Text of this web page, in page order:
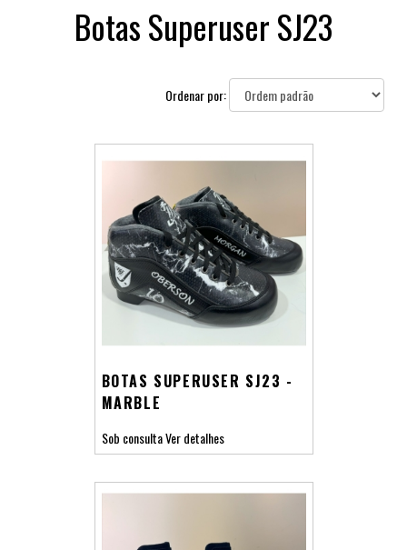
Botas Superuser SJ23
Ordenar por:
BOTAS SUPERUSER SJ23 -
MARBLE
Sob consultaVer detalhes